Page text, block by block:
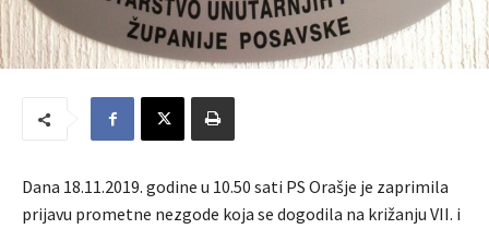
Dana 18.11.2019. godine u 10.50 sati PS Orašje je zaprimila
prijavu prometne nezgode koja se dogodila na križanju VII. i